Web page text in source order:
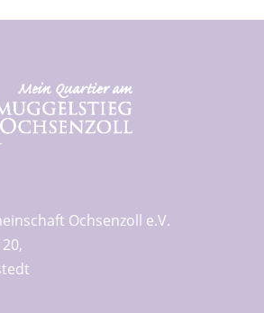
Ochsenzoll e.V.